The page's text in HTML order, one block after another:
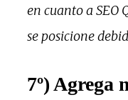
en cuanto a SEO
se posicione
7º) Agrega